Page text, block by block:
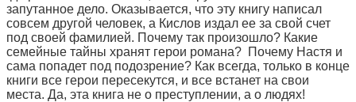
запутанное дело. Оказывается, что эту книгу написал
совсем другой человек, а Кислов издал ее за свой счет
под своей фамилией. Почему так произошло? Какие
семейные тайны хранят герои романа? Почему Настя и
сама попадет под подозрение? Как всегда, только в конце
книги все герои пересекутся, и все встанет на свои
места. Да, эта книга не о преступлении, а о людях!